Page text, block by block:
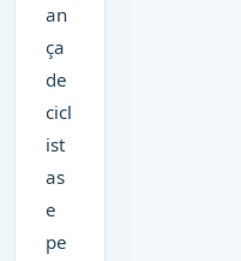
an
ça
de
cicl
ist
as
e
pe